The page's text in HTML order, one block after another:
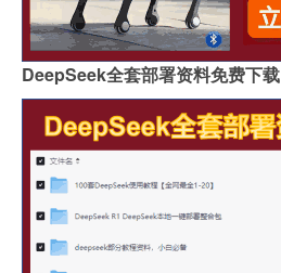
DeepSeek全套部署资料免费下载